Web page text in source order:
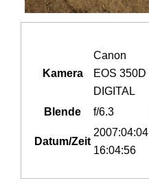
Kamera
Canon
EOS 350D
DIGITAL
Blende
f/6.3
Datum/Zeit
2007:04:04
16:04:56